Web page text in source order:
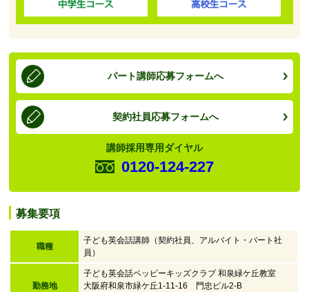
パート講師応募フォームへ
契約社員応募フォームへ
講師採用専用ダイヤル
0120-124-227
募集要項
職種
子ども英会話講師（契約社員、アルバイト・パート社
員）
勤務地
子ども英会話ペッピーキッズクラブ 和泉緑ケ丘教室
大阪府和泉市緑ケ丘1-11-16 門忠ビル2-B